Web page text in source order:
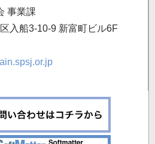
事業課
入船3-10-9 新富町ビル6F